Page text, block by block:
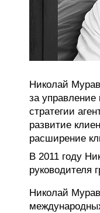
Николай
за
стратегии
развитие
расширение
В 2011 году
Николай